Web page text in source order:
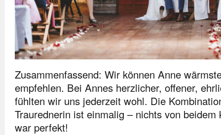
Zusammenfassend: Wir können Anne
empfehlen. Bei Annes herzlicher, offener,
fühlten wir uns jederzeit wohl. Die
Traurednerin ist einmalig – nichts von
war perfekt!